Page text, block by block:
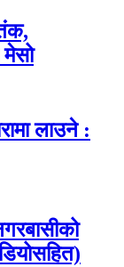
मेसो
लाउने :